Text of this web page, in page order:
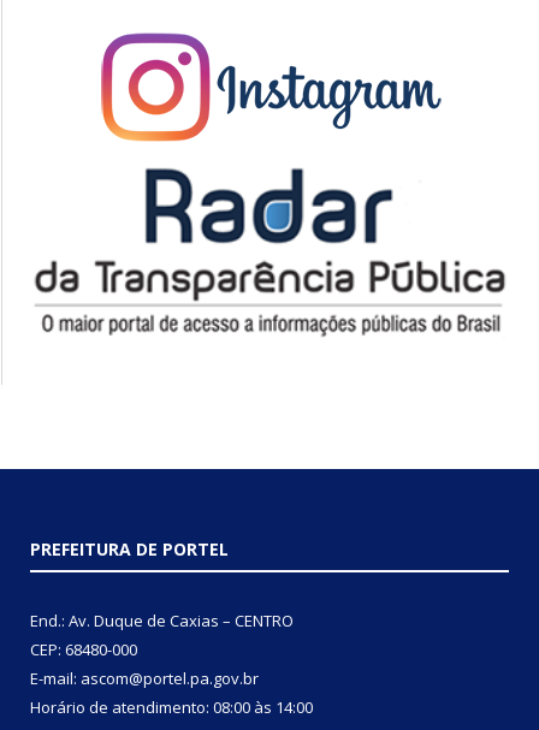
PREFEITURA DE PORTEL
End.: Av. Duque de Caxias – CENTRO
CEP: 68480-000
E-mail: ascom@portel.pa.gov.br
Horário de atendimento: 08:00 às 14:00